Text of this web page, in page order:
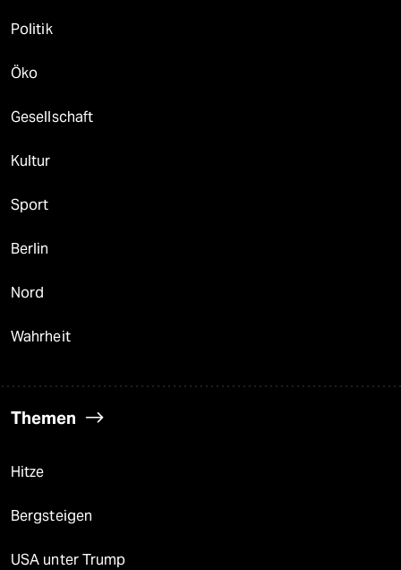
Politik
Öko
Gesellschaft
Kultur
Sport
Berlin
Nord
Wahrheit
Themen
Hitze
Bergsteigen
USA unter Trump